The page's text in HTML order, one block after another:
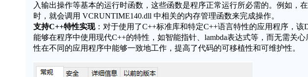
入输出操作等基本的运行时函数，这些函数是程序正常运行所必需的。例如，
时，就会调用 VCRUNTIME140.dll 中相关的内存管理函数来完成操作。
支持C++特性实现：对于使用了C++标准库和特定C++语言特性的应用程序，
能够在程序中使用现代C++的特性，如智能指针、lambda表达式等，而无需关
性在不同的应用程序中能够一致地工作，提高了代码的可移植性和可维护性。